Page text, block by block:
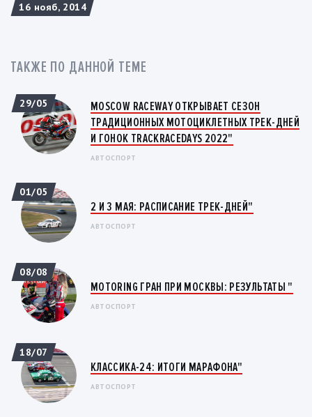
16 нояб, 2014
ТАКЖЕ ПО ДАННОЙ ТЕМЕ
MOSCOW RACEWAY ОТКРЫВАЕТ СЕЗОН
ТРАДИЦИОННЫХ МОТОЦИКЛЕТНЫХ ТРЕК-ДНЕЙ
И ГОНОК TRACKRACEDAYS 2022"
АВТОСПОРТ
29/05
2 И 3 МАЯ: РАСПИСАНИЕ ТРЕК-ДНЕЙ"
АВТОСПОРТ
01/05
MOTORING ГРАН ПРИ МОСКВЫ: РЕЗУЛЬТАТЫ "
АВТОСПОРТ
08/08
КЛАССИКА-24: ИТОГИ МАРАФОНА"
АВТОСПОРТ
18/07